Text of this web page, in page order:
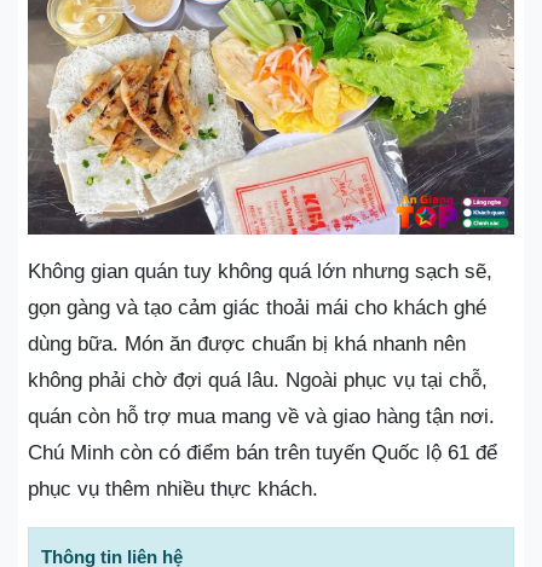
Không gian quán tuy không quá lớn nhưng sạch sẽ,
gọn gàng và tạo cảm giác thoải mái cho khách ghé
dùng bữa. Món ăn được chuẩn bị khá nhanh nên
không phải chờ đợi quá lâu. Ngoài phục vụ tại chỗ,
quán còn hỗ trợ mua mang về và giao hàng tận nơi.
Chú Minh còn có điểm bán trên tuyến Quốc lộ 61 để
phục vụ thêm nhiều thực khách.
Thông tin liên hệ